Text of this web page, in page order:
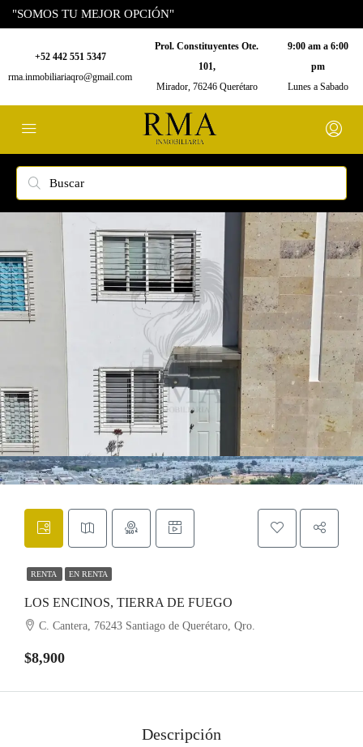
"SOMOS TU MEJOR OPCIÓN"
+52 442 551 5347
rma.inmobiliariaqro@gmail.com
Prol. Constituyentes Ote.
101,
Mirador, 76246 Querétaro
9:00 am a 6:00
pm
Lunes a Sabado
RENTA EN RENTA
LOS ENCINOS, TIERRA DE FUEGO
C. Cantera, 76243 Santiago de Querétaro, Qro.
$8,900
Descripción